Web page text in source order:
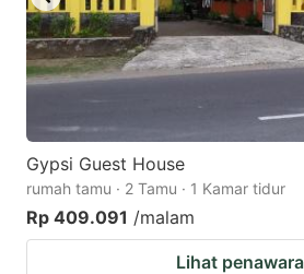
Gypsi Guest House
rumah tamu · 2 Tamu · 1 Kamar tidur
Rp 409.091 /malam
Lihat